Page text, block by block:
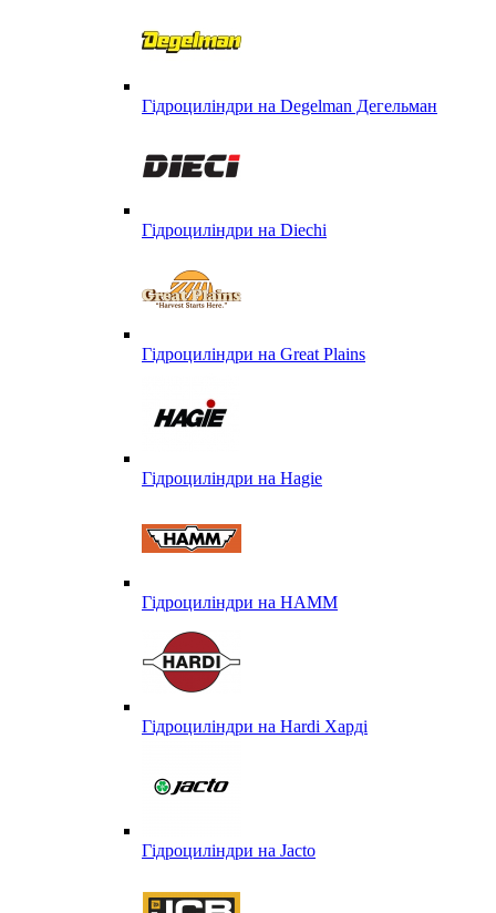
Гідроциліндри на Degelman Дегельман
Гідроциліндри на Diechi
Гідроциліндри на Great Plains
Гідроциліндри на Hagie
Гідроциліндри на HAMM
Гідроциліндри на Hardi Харді
Гідроциліндри на Jacto